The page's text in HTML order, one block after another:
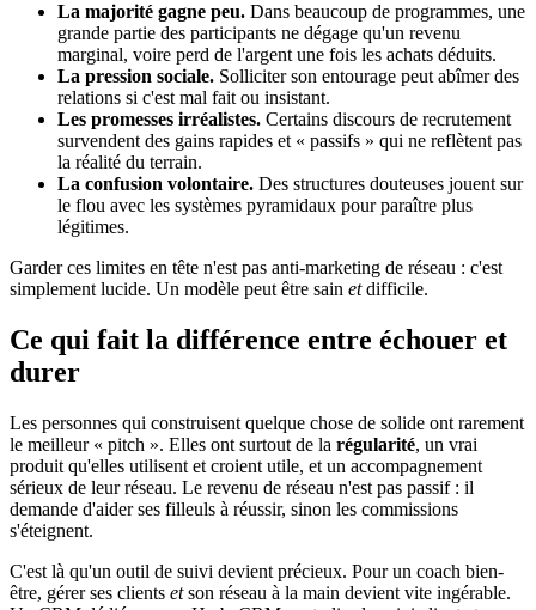
La majorité gagne peu. Dans beaucoup de programmes, une
grande partie des participants ne dégage qu'un revenu
marginal, voire perd de l'argent une fois les achats déduits.
La pression sociale. Solliciter son entourage peut abîmer des
relations si c'est mal fait ou insistant.
Les promesses irréalistes. Certains discours de recrutement
survendent des gains rapides et « passifs » qui ne reflètent pas
la réalité du terrain.
La confusion volontaire. Des structures douteuses jouent sur
le flou avec les systèmes pyramidaux pour paraître plus
légitimes.
Garder ces limites en tête n'est pas anti-marketing de réseau : c'est
simplement lucide. Un modèle peut être sain etdifficile.
Ce qui fait la différence entre échouer et
durer
Les personnes qui construisent quelque chose de solide ont rarement
le meilleur « pitch ». Elles ont surtout de la régularité, un vrai
produit qu'elles utilisent et croient utile, et un accompagnement
sérieux de leur réseau. Le revenu de réseau n'est pas passif : il
demande d'aider ses filleuls à réussir, sinon les commissions
s'éteignent.
C'est là qu'un outil de suivi devient précieux. Pour un coach bien-
être, gérer ses clients etson réseau à la main devient vite ingérable.